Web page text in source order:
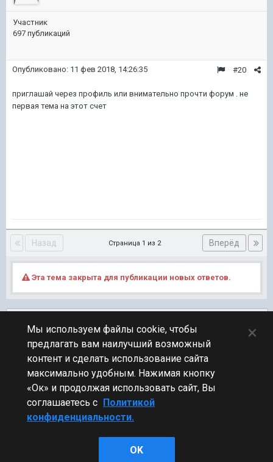
Участник
697 публикаций
#20
Опубликовано: 11 фев 2018, 14:26:35
приглашай через профиль или внимательно прочти форум . не
первая тема на этот счет
Назад Вперёд
Страница 1 из 2
Эта тема закрыта для публикации новых ответов.
ПЕРЕЙТИ К СПИСКУ ТЕМ
Технические вопросы
Стиль
Мы используем файлы cookie, чтобы
предлагать вам наилучший возможный
контент и сделать использование сайта
максимально удобным. Нажимая кнопку
«Ок» и продолжая использовать сайт, Вы
соглашаетесь с Политикой
конфиденциальности.
OK
×